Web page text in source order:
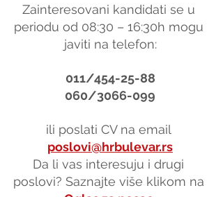
Zainteresovani kandidati se u
periodu od 08:30 – 16:30h mogu
javiti na telefon:
011/454-25-88
060/3066-099
ili poslati CV na email
poslovi@hrbulevar.rs
Da li vas interesuju i drugi
poslovi? Saznajte više klikom na